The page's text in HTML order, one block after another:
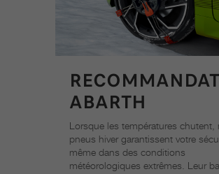
ABARTH
Lorsque les températures chutent,
pneus hiver garantissent votre
même dans des conditions
météorologiques extrêmes. Leur